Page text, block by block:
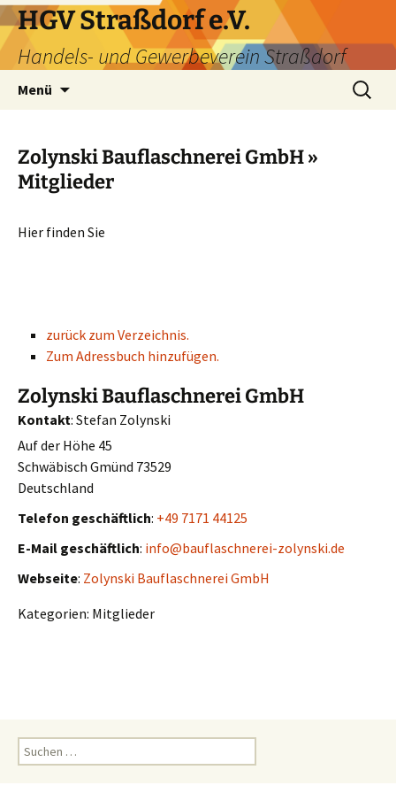
HGV Straßdorf e.V.
Handels- und Gewerbeverein Straßdorf
Menü
Zolynski Bauflaschnerei GmbH »
Mitglieder
Hier finden Sie
zurück zum Verzeichnis.
Zum Adressbuch hinzufügen.
Zolynski Bauflaschnerei GmbH
Kontakt: Stefan Zolynski
Auf der Höhe 45
Schwäbisch Gmünd 73529
Deutschland
Telefon geschäftlich: +49 7171 44125
E-Mail geschäftlich: info@bauflaschnerei-zolynski.de
Webseite: Zolynski Bauflaschnerei GmbH
Kategorien: Mitglieder